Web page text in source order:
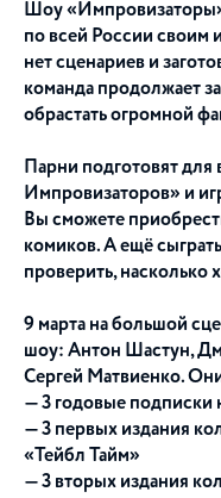
Шоу
по всей России своим
нет сценариев и
команда продолжает
обрастать огромной
Парни подготовят для
Импровизаторов» и
Вы сможете
комиков. А ещё
проверить, насколько
9 марта на большой
шоу: Антон Шастун,
Сергей Матвиенко.
— 3 годовые
— 3 первых издания
«Тейбл Тайм»
— 3 вторых издания